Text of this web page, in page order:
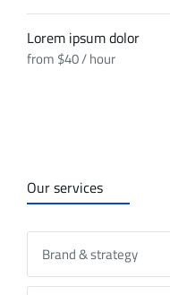
Lorem ipsum dolor
from $40 / hour
Our services
Brand & strategy